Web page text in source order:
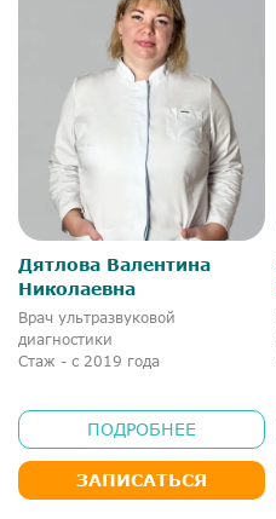
Дятлова Валентина
Николаевна
Врач ультразвуковой
диагностики
Стаж - с 2019 года
ПОДРОБНЕЕ
ЗАПИСАТЬСЯ